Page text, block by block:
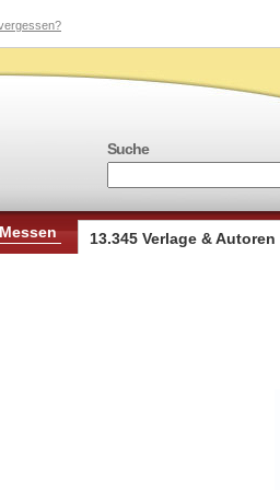
Suche
13.345 Verlage & Autoren